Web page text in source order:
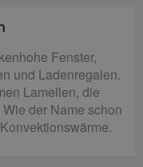
Fenster,
und Ladenregalen.
Lamellen, die
der Name schon